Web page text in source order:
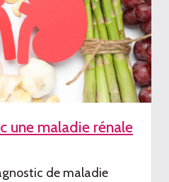
une maladie rénale
de maladie